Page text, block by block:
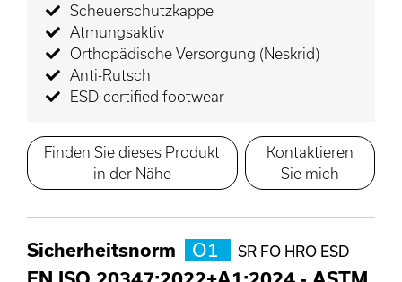
Scheuerschutzkappe
Atmungsaktiv
Orthopädische Versorgung (Neskrid)
Anti-Rutsch
ESD-certified footwear
Finden Sie dieses Produkt
in der Nähe
Kontaktieren
Sie mich
Sicherheitsnorm O1 SR FO HRO ESD